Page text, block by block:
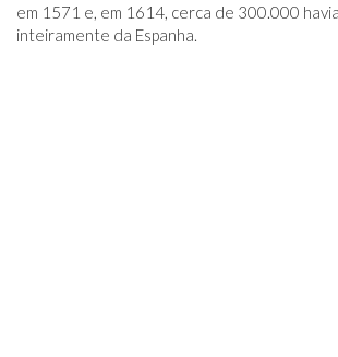
em 1571 e, em 1614, cerca de 300.000
inteiramente da Espanha.